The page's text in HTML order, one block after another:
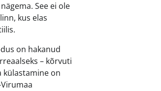
See ei ole
kus elas
on hakanud
– kõrvuti
külastamine on